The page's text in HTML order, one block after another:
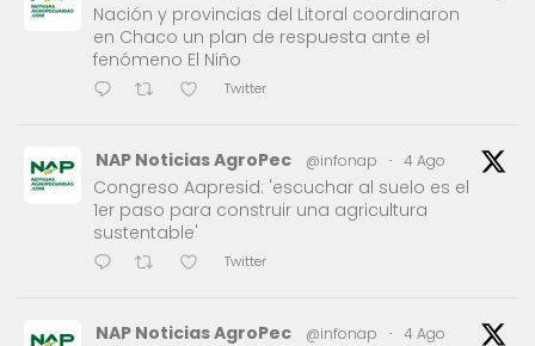
Nación y provincias del Litoral coordinaron
en Chaco un plan de respuesta ante el
fenómeno El Niño
Twitter
NAP Noticias AgroPec @infonap · 4 Ago
Congreso Aapresid: 'escuchar al suelo es el
1er paso para construir una agricultura
sustentable'
Twitter
NAP Noticias AgroPec @infonap · 4 Ago